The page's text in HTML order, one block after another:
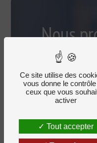
Nous
plusieurs
notre
Ce site utilise des
vous donne le
ceux que vous
activer
Tout accepter